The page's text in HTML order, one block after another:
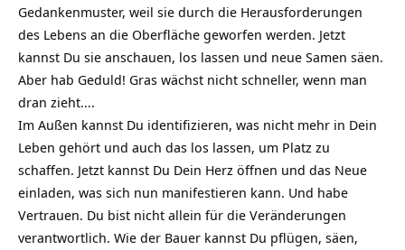
Gedankenmuster, weil sie durch die Herausforderungen
des Lebens an die Oberfläche geworfen werden. Jetzt
kannst Du sie anschauen, los lassen und neue Samen säen.
Aber hab Geduld! Gras wächst nicht schneller, wenn man
dran zieht….
Im Außen kannst Du identifizieren, was nicht mehr in Dein
Leben gehört und auch das los lassen, um Platz zu
schaffen. Jetzt kannst Du Dein Herz öffnen und das Neue
einladen, was sich nun manifestieren kann. Und habe
Vertrauen. Du bist nicht allein für die Veränderungen
verantwortlich. Wie der Bauer kannst Du pflügen, säen,